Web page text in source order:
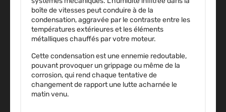
boîte de vitesses peut conduire à de la
condensation, aggravée par le contraste entre les
températures extérieures et les éléments
métalliques chauffés par votre moteur.
Cette condensation est une ennemie redoutable,
pouvant provoquer un grippage ou même de la
corrosion, qui rend chaque tentative de
changement de rapport une lutte acharnée le
matin venu.